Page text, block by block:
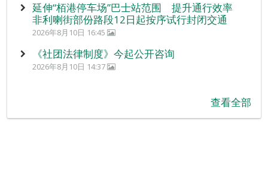
延伸“栢港停车场”巴士站范围 提升通行效率
非利喇街部份路段12日起按序试行封闭交通
2026年8月10日 16:45
《社团法律制度》今起公开咨询
2026年8月10日 14:37
查看全部